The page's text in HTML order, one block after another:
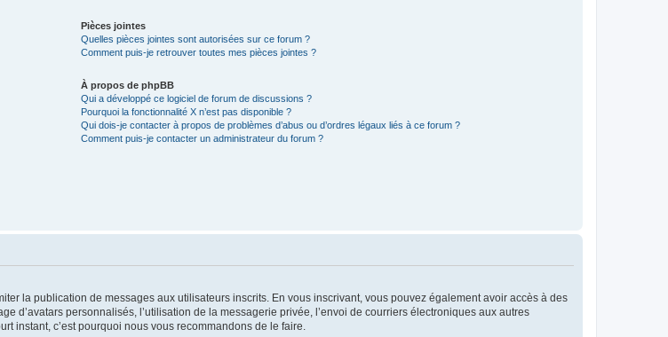
Pièces jointes
Quelles pièces jointes sont autorisées sur ce forum ?
Comment puis-je retrouver toutes mes pièces jointes ?
À propos de phpBB
Qui a développé ce logiciel de forum de discussions ?
Pourquoi la fonctionnalité X n’est pas disponible ?
Qui dois-je contacter à propos de problèmes d’abus ou d’ordres légaux liés à ce forum ?
Comment puis-je contacter un administrateur du forum ?
la publication de messages aux utilisateurs inscrits. En vous inscrivant, vous pouvez également avoir accès à des
d’avatars personnalisés, l’utilisation de la messagerie privée, l’envoi de courriers électroniques aux autres
instant, c’est pourquoi nous vous recommandons de le faire.